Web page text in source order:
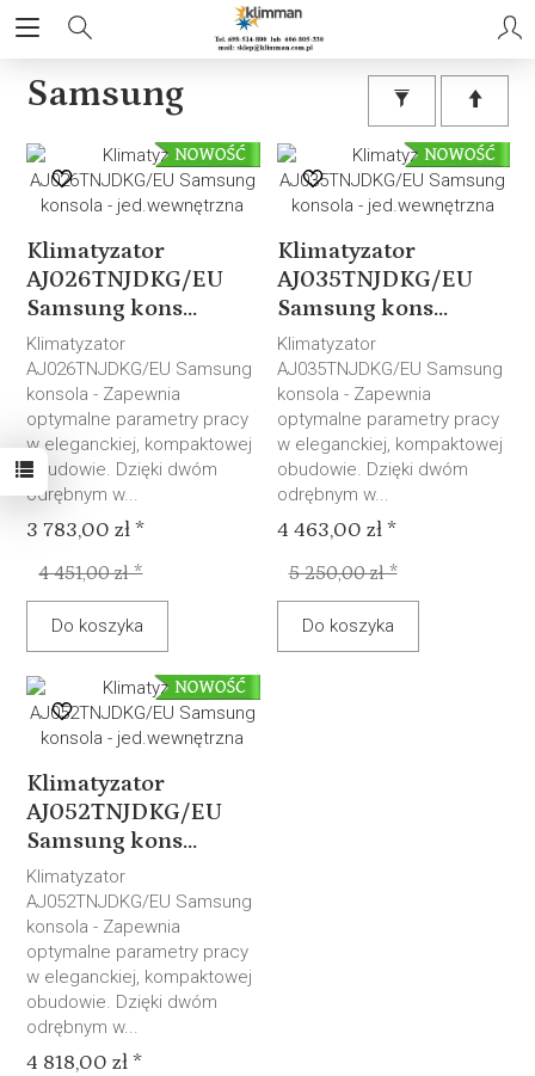
Samsung
Klimatyzator
AJ026TNJDKG/EU
Samsung kons...
Klimatyzator
AJ026TNJDKG/EU Samsung
konsola - Zapewnia
optymalne parametry pracy
w eleganckiej, kompaktowej
obudowie. Dzięki dwóm
odrębnym w...
3 783,00 zł *
4 451,00 zł *
Do koszyka
Klimatyzator
AJ035TNJDKG/EU
Samsung kons...
Klimatyzator
AJ035TNJDKG/EU Samsung
konsola - Zapewnia
optymalne parametry pracy
w eleganckiej, kompaktowej
obudowie. Dzięki dwóm
odrębnym w...
4 463,00 zł *
5 250,00 zł *
Do koszyka
Klimatyzator
AJ052TNJDKG/EU
Samsung kons...
Klimatyzator
AJ052TNJDKG/EU Samsung
konsola - Zapewnia
optymalne parametry pracy
w eleganckiej, kompaktowej
obudowie. Dzięki dwóm
odrębnym w...
4 818,00 zł *